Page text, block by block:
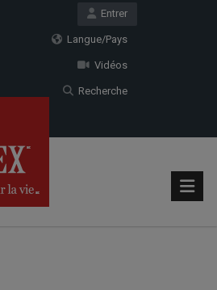
Entrer
Langue/Pays
Vidéos
Recherche